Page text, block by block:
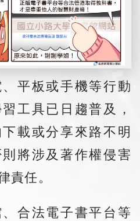
平板或手機等行動
工具已日趨普及，
載或分享來路不明
將涉及著作權侵害
責任。
合法電子書平台等